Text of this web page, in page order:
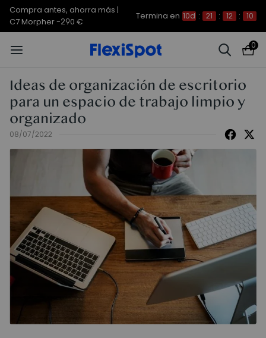
Compra antes, ahorra más | E7
Plus -200 €
Termina en 10d : 21 : 12 : 09
0
Ideas de organización de escritorio
para un espacio de trabajo limpio y
organizado
08/07/2022